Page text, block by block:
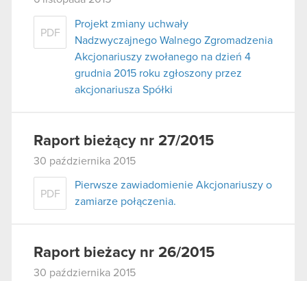
PDF
Projekt zmiany uchwały
Nadzwyczajnego Walnego Zgromadzenia
Akcjonariuszy zwołanego na dzień 4
grudnia 2015 roku zgłoszony przez
akcjonariusza Spółki
Raport bieżący nr 27/2015
30 października 2015
PDF
Pierwsze zawiadomienie Akcjonariuszy o
zamiarze połączenia.
Raport bieżacy nr 26/2015
30 października 2015